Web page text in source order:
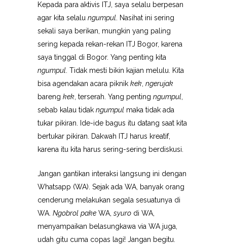
Kepada para aktivis ITJ, saya selalu berpesan
agar kita selalu ngumpul . Nasihat ini sering
sekali saya berikan, mungkin yang paling
sering kepada rekan-rekan ITJ Bogor, karena
saya tinggal di Bogor. Yang penting kita
ngumpul . Tidak mesti bikin kajian melulu. Kita
bisa agendakan acara piknik kek ngerujak
bareng kek , terserah. Yang penting ngumpul
sebab kalau tidak ngumpul maka tidak ada
tukar pikiran. Ide-ide bagus itu datang saat kita
bertukar pikiran. Dakwah ITJ harus kreatif,
karena itu kita harus sering-sering berdiskusi.
Jangan gantikan interaksi langsung ini dengan
Whatsapp (WA). Sejak ada WA, banyak orang
cenderung melakukan segala sesuatunya di
WA. Ngobrol pake WA, syuro di WA,
menyampaikan belasungkawa via WA juga,
udah gitu cuma copas lagi! Jangan begitu.